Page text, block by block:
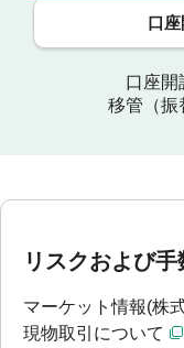
口
口座開
移管（振
リスクおよび
マーケット情報(株
現物取引について